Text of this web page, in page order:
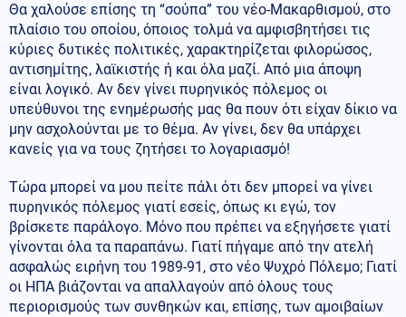
Θα χαλούσε επίσης τη “σούπα” του νέο-Μακαρθισμού, στο
πλαίσιο του οποίου, όποιος τολμά να αμφισβητήσει τις
κύριες δυτικές πολιτικές, χαρακτηρίζεται φιλορώσος,
αντισημίτης, λαϊκιστής ή και όλα μαζί. Από μια άποψη
είναι λογικό. Αν δεν γίνει πυρηνικός πόλεμος οι
υπεύθυνοι της ενημέρωσής μας θα πουν ότι είχαν δίκιο να
μην ασχολούνται με το θέμα. Αν γίνει, δεν θα υπάρχει
κανείς για να τους ζητήσει το λογαριασμό!
Τώρα μπορεί να μου πείτε πάλι ότι δεν μπορεί να γίνει
πυρηνικός πόλεμος γιατί εσείς, όπως κι εγώ, τον
βρίσκετε παράλογο. Μόνο που πρέπει να εξηγήσετε γιατί
γίνονται όλα τα παραπάνω. Γιατί πήγαμε από την ατελή
ασφαλώς ειρήνη του 1989-91, στο νέο Ψυχρό Πόλεμο; Γιατί
οι ΗΠΑ βιάζονται να απαλλαγούν από όλους τους
περιορισμούς των συνθηκών και, επίσης, των αμοιβαίων